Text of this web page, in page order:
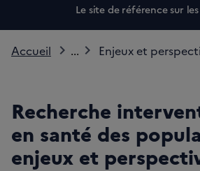
Le site de référence sur
Accueil ... Enjeux et
Recherche
en santé des
enjeux et